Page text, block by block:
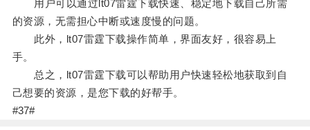
用户可以通过lt07雷霆下载快速、稳定地下载自己所需
的资源，无需担心中断或速度慢的问题。
此外，lt07雷霆下载操作简单，界面友好，很容易上
手。
总之，lt07雷霆下载可以帮助用户快速轻松地获取到自
己想要的资源，是您下载的好帮手。
#37#